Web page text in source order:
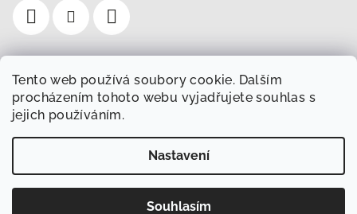
Tento web používá soubory cookie. Dalším
procházením tohoto webu vyjadřujete souhlas s
jejich používáním.
Nastavení
Souhlasím
Instagram
Sledovat na Instagramu